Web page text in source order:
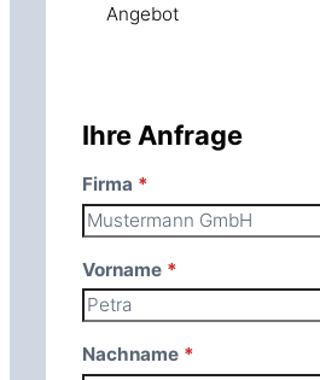
Angebot
Ihre Anfrage
Skip form
Firma *
Vorname *
Nachname *